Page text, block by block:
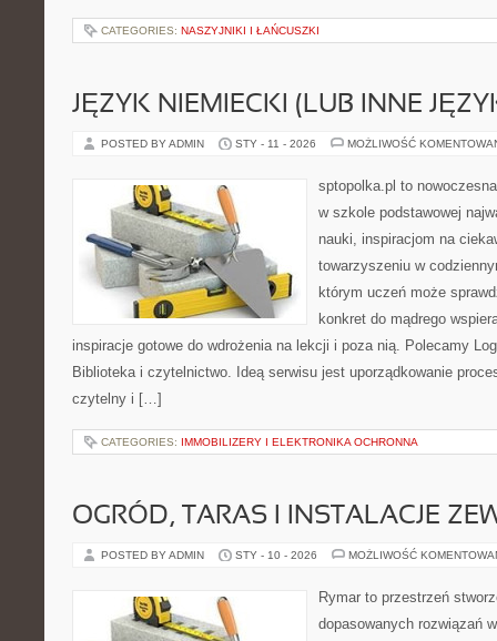
CATEGORIES: NASZYJNIKI I ŁAŃCUSZKI
JĘZYK NIEMIECKI (LUB INNE
POSTED BY ADMIN STY - 11 - 2026 MOŻLIWOŚĆ
sptopolka.pl to
w szkole podstawowej
nauki, inspiracjom na
towarzyszeniu w
którym uczeń może
konkret do mądrego
inspiracje gotowe do wdrożenia na lekcji i poza nią. Polecamy
Biblioteka i czytelnictwo. Ideą serwisu jest uporządkowanie
czytelny i […]
CATEGORIES: IMMOBILIZERY I ELEKTRONIKA OCHRONNA
OGRÓD, TARAS I INSTALACJE
POSTED BY ADMIN STY - 10 - 2026 MOŻLIWOŚĆ
Rymar to przestrzeń
dopasowanych rozwiązań